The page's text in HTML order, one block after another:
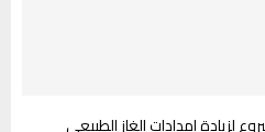
لزيادة إمدادات الغاز الطبيعي